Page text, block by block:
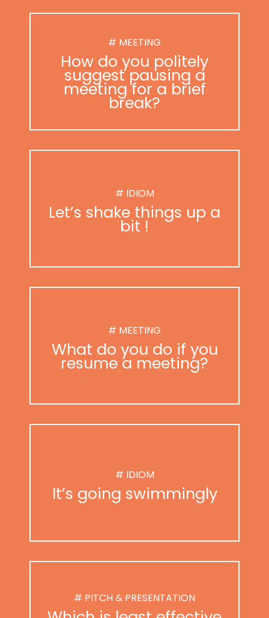
# MEETING
How do you politely
suggest pausing a
meeting for a brief
break?
# IDIOM
Let’s shake things up a
bit !
# MEETING
What do you do if you
resume a meeting?
# IDIOM
It’s going swimmingly
# PITCH & PRESENTATION